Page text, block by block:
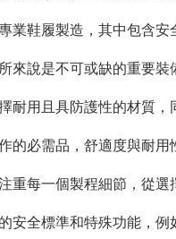
業鞋履製造，其中包含安
來說是不可或缺的重要
耐用且具防護性的材質，
的必需品，舒適度與耐用
重每一個製程細節，從
安全標準和特殊功能，例